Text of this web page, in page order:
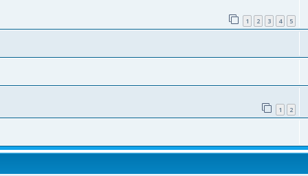
1 2 3 4 5
1 2